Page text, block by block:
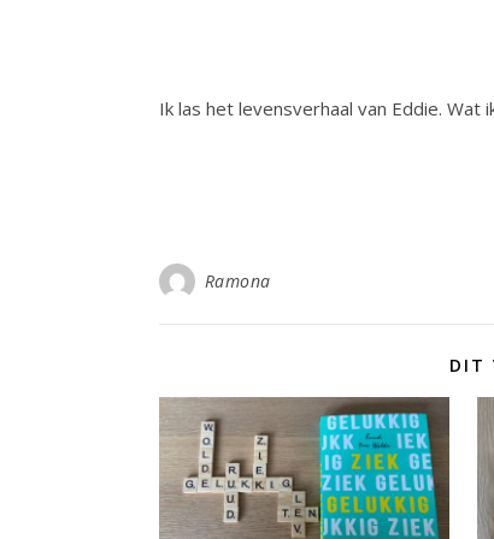
Ik las het levensverhaal van Eddie. Wat
Ramona
DIT